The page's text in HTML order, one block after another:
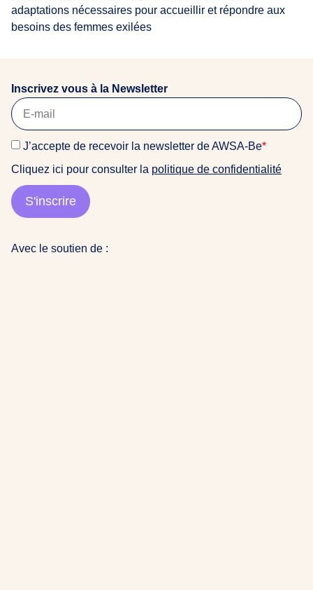
adaptations nécessaires pour accueillir et répondre aux
besoins des femmes exilées
Avec le soutien de :
Inscrivez vous à la Newsletter
J’accepte de recevoir la newsletter de AWSA-Be*
Cliquez ici pour consulter la politique de confidentialité
S'inscrire